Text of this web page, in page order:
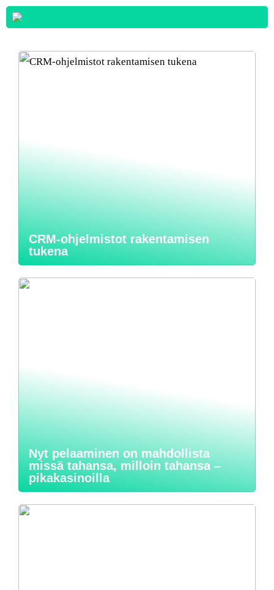
CRM-ohjelmistot rakentamisen
tukena
Nyt pelaaminen on mahdollista
missä tahansa, milloin tahansa –
pikakasinoilla